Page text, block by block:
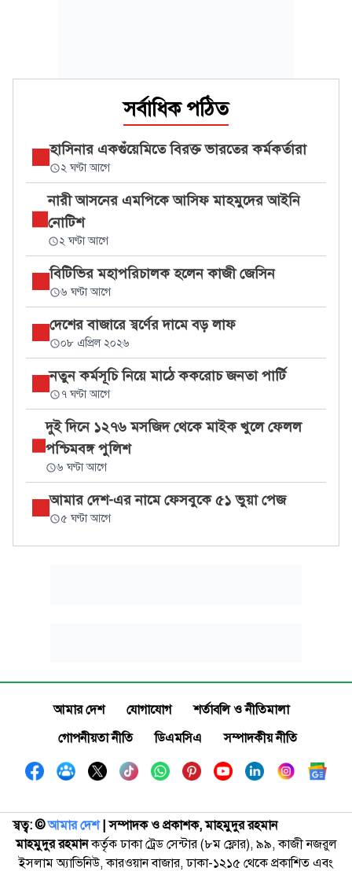
সর্বাধিক পঠিত
হাসিনার একগুঁয়েমিতে বিরক্ত ভারতের কর্মকর্তারা
২ ঘণ্টা আগে
নারী আসনের এমপিকে আসিফ মাহমুদের আইনি
নোটিশ
২ ঘণ্টা আগে
বিটিভির মহাপরিচালক হলেন কাজী জেসিন
৬ ঘণ্টা আগে
দেশের বাজারে স্বর্ণের দামে বড় লাফ
০৮ এপ্রিল ২০২৬
নতুন কর্মসূচি নিয়ে মাঠে ককরোচ জনতা পার্টি
৭ ঘণ্টা আগে
দুই দিনে ১২৭৬ মসজিদ থেকে মাইক খুলে ফেলল
পশ্চিমবঙ্গ পুলিশ
৬ ঘণ্টা আগে
আমার দেশ-এর নামে ফেসবুকে ৫১ ভুয়া পেজ
৫ ঘণ্টা আগে
আমার দেশ যোগাযোগ
শর্তাবলি ও নীতিমালা
গোপনীয়তা নীতি
ডিএমসিএ সম্পাদকীয় নীতি
স্বত্ব: ©️আমার দেশ| সম্পাদক ও প্রকাশক, মাহমুদুর রহমান
মাহমুদুর রহমানকর্তৃক ঢাকা ট্রেড সেন্টার (৮ম ফ্লোর), ৯৯, কাজী নজরুল
ইসলাম অ্যাভিনিউ, কারওয়ান বাজার, ঢাকা-১২১৫ থেকে প্রকাশিত এবং